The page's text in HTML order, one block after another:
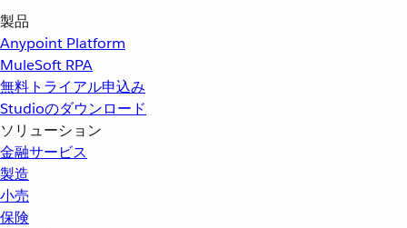
製品
Anypoint Platform
MuleSoft RPA
無料トライアル申込み
Studioのダウンロード
ソリューション
金融サービス
製造
小売
保険